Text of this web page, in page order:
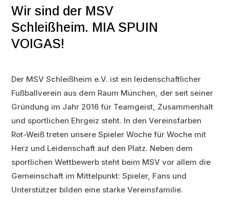
Wir sind der MSV
Schleißheim. MIA SPUIN
VOIGAS!
Der MSV Schleißheim e.V. ist ein leidenschaftlicher
Fußballverein aus dem Raum München, der seit seiner
Gründung im Jahr 2016 für Teamgeist, Zusammenhalt
und sportlichen Ehrgeiz steht. In den Vereinsfarben
Rot-Weiß treten unsere Spieler Woche für Woche mit
Herz und Leidenschaft auf den Platz. Neben dem
sportlichen Wettbewerb steht beim MSV vor allem die
Gemeinschaft im Mittelpunkt: Spieler, Fans und
Unterstützer bilden eine starke Vereinsfamilie.